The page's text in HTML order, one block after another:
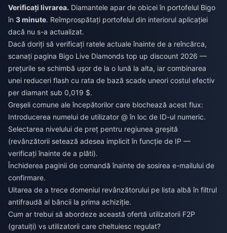
Verificați livrarea. Diamantele apar de obicei în portofelul Bigo
în 3 minute. Reîmprospătați portofelul din interiorul aplicației
dacă nu s-a actualizat.
Dacă doriți să verificați ratele actuale înainte de a reîncărca,
scanați pagina Bigo Live Diamonds top up discount 2026 —
prețurile se schimbă ușor de la o lună la alta, iar combinarea
unei reduceri flash cu rata de bază scade uneori costul efectiv
per diamant sub 0,019 $.
Greșeli comune ale începătorilor care blochează acest flux:
Introducerea numelui de utilizator @ în loc de ID-ul numeric.
Selectarea nivelului de preț pentru regiunea greșită
(revânzătorii setează adesea implicit în funcție de IP —
verificați înainte de a plăti).
Închiderea paginii de comandă înainte de sosirea e-mailului de
confirmare.
Uitarea de a trece domeniul revânzătorului pe lista albă în filtrul
antifraudă al băncii la prima achiziție.
Cum ar trebui să abordeze această ofertă utilizatorii F2P
(gratuiți) vs utilizatorii care cheltuiesc regulat?